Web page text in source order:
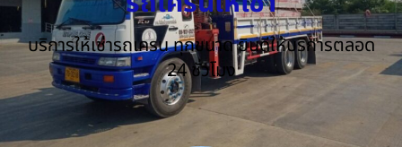
บริการให้เช่ารถเครน ทุกขนาด ยินดีให้บริการตลอด
24 ชั่วโมง